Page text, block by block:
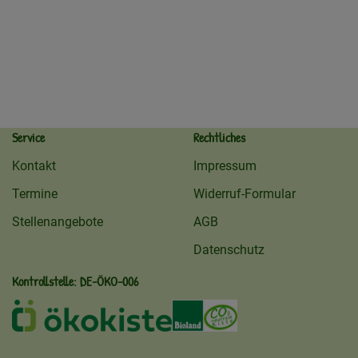
Service
Kontakt
Termine
Stellenangebote
Rechtliches
Impressum
Widerruf-Formular
AGB
Datenschutz
Kontrollstelle: DE-ÖKO-006
Externer Link zu /ueber-uns/
Externer Link zu /
Externer Link zu /